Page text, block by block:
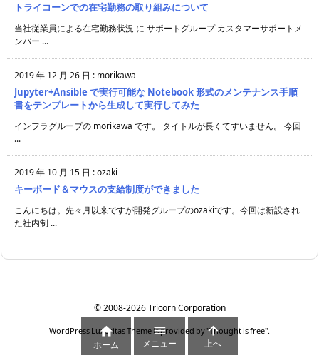
トライコーンでの在宅勤務の取り組みについて
当社従業員による在宅勤務状況 に サポートグループ カスタマーサポートメ
ンバー ...
2019 年 12 月 26 日 : morikawa
Jupyter+Ansible で実行可能な Notebook 形式のメンテナンス手順
書をテンプレートから生成して実行してみた
インフラグループの morikawa です。 タイトルが長くてすいません。 今回
...
2019 年 10 月 15 日 :ozaki
キーボード＆マウスの支給制度ができました
こんにちは。先々月以来ですが開発グループのozakiです。今回は新設され
た社内制 ...
©2008-2026Tricorn Corporation
WordPress Luxeritas Theme is provided by "Thought is free".

ホーム

メニュー

上へ